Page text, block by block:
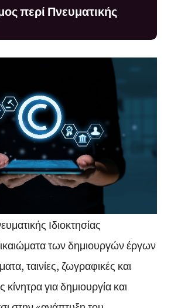
περί Πνευματικής
Ιδιοκτησίας
των δημιουργών έργων
ταινίες, ζωγραφικές και
για δημιουργία και